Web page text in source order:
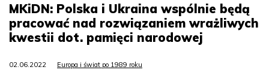
MKiDN: Polska i Ukraina wspólnie będą
pracować nad rozwiązaniem wrażliwych
kwestii dot. pamięci narodowej
02.06.2022 Europa i świat po 1989 roku